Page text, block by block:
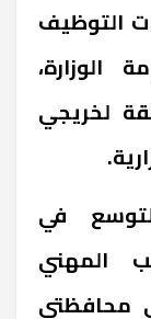
على باقات التوظيف
الوزارة،
لخريجي
في
المهني
محافظتي